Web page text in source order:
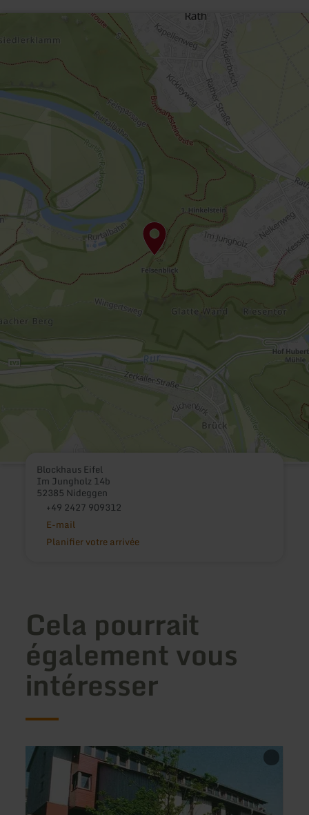
Blockhaus Eifel
Im Jungholz 14b
52385 Nideggen
+49 2427 909312
E-mail
Planifier votre arrivée
Cela pourrait
également vous
intéresser
en
savoir
plus
Jugendgästehaus